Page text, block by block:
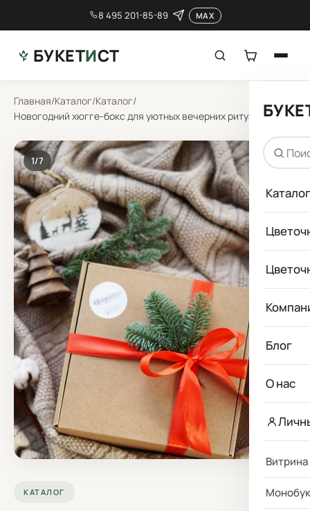
8 495 201-85-89 MAX
БУКЕТИСТ
Каталог
Блог
О нас
Главная/Каталог/Каталог/
Новогодний хюгге-бокс для уютных вечерних ритуалов
1/7
КАТАЛОГ